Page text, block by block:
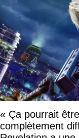
« Ça pourrait
complètement